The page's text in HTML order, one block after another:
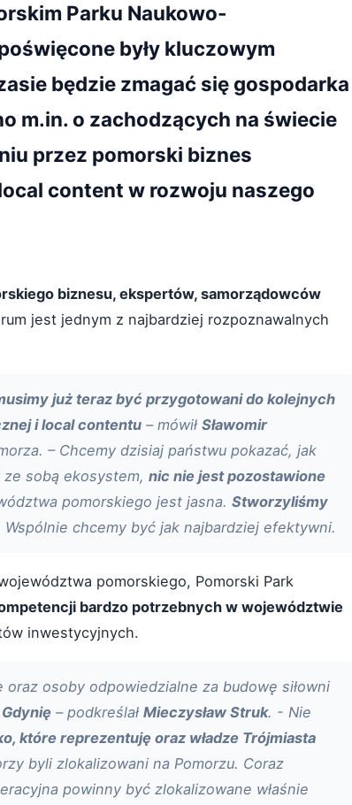
Parku Naukowo-
były kluczowym
będzie zmagać się gospodarka
m.in. o zachodzących na świecie
przez pomorski biznes
content w rozwoju naszego
biznesu, ekspertów, samorządowców
jest jednym z najbardziej rozpoznawalnych
już teraz być przygotowani do kolejnych
i local contentu – mówił Sławomir
– Chcemy dzisiaj państwu pokazać, jak
ze sobą ekosystem, nic nie jest pozostawione
pomorskiego jest jasna. Stworzyliśmy
chcemy być jak najbardziej efektywni.
pomorskiego, Pomorski Park
bardzo potrzebnych w województwie
inwestycyjnych.
osoby odpowiedzialne za budowę siłowni
– podkreślał Mieczysław Struk. - Nie
które reprezentuję oraz władze Trójmiasta
byli zlokalizowani na Pomorzu. Coraz
powinny być zlokalizowane właśnie